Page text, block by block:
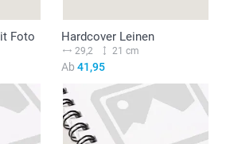
Foto Hardcover Leinen
29,2 21 cm
Ab 41,95